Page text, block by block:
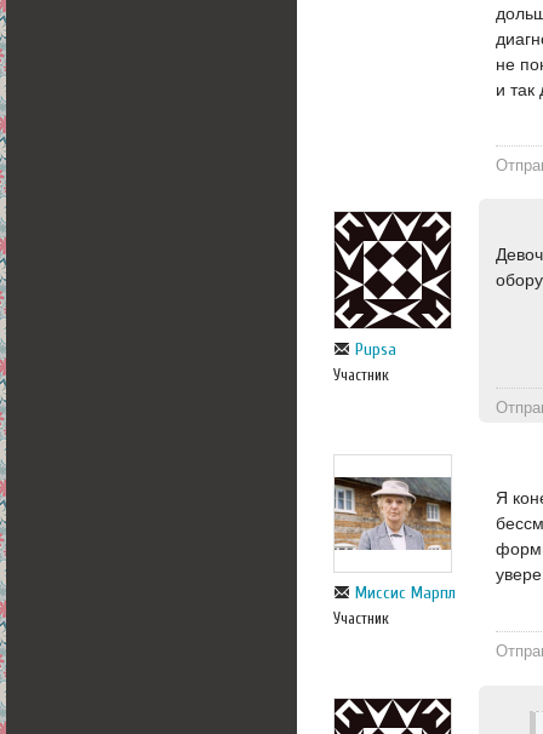
не
и
Pupsa
Участник
Миссис Марпл
Участник
Я